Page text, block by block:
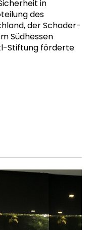
in
des
der Schader-
Südhessen
Stiftung förderte